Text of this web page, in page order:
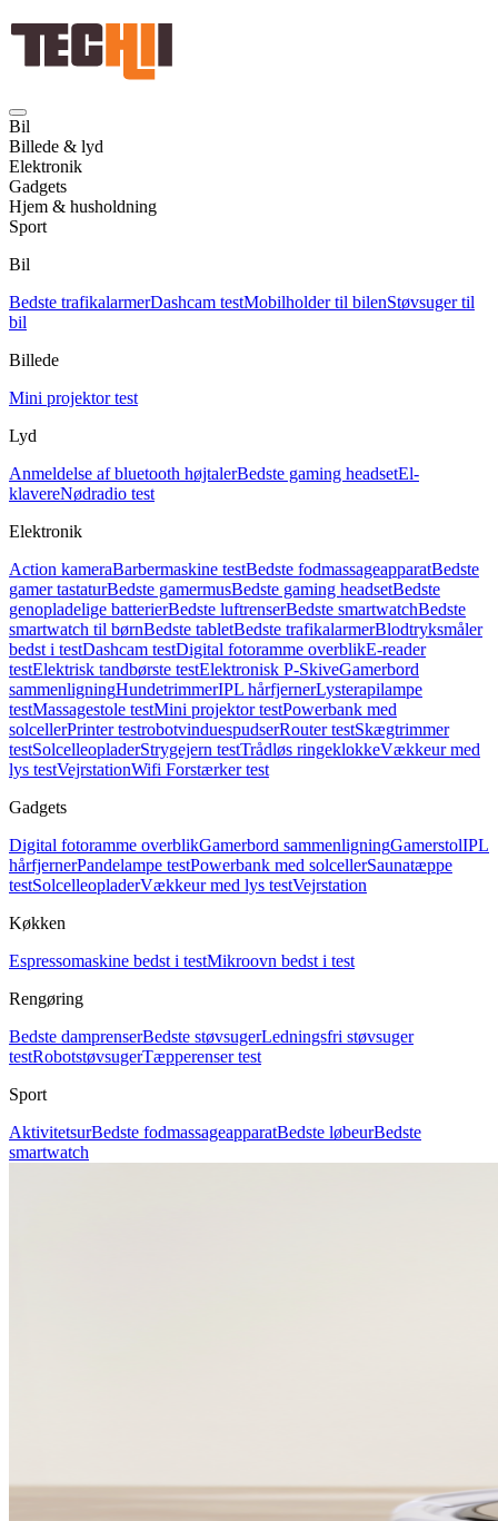
Bil
Billede & lyd
Elektronik
Gadgets
Hjem & husholdning
Sport
Bil
Bedste trafikalarmerDashcam testMobilholder til bilenStøvsuger til
bil
Billede
Mini projektor test
Lyd
Anmeldelse af bluetooth højtalerBedste gaming headsetEl-
klavereNødradio test
Elektronik
Action kameraBarbermaskine testBedste fodmassageapparatBedste
gamer tastaturBedste gamermusBedste gaming headsetBedste
genopladelige batterierBedste luftrenserBedste smartwatchBedste
smartwatch til børnBedste tabletBedste trafikalarmerBlodtryksmåler
bedst i testDashcam testDigital fotoramme overblikE-reader
testElektrisk tandbørste testElektronisk P-SkiveGamerbord
sammenligningHundetrimmerIPL hårfjernerLysterapilampe
testMassagestole testMini projektor testPowerbank med
solcellerPrinter testrobotvinduespudserRouter testSkægtrimmer
testSolcelleopladerStrygejern testTrådløs ringeklokkeVækkeur med
lys testVejrstationWifi Forstærker test
Gadgets
Digital fotoramme overblikGamerbord sammenligningGamerstolIPL
hårfjernerPandelampe testPowerbank med solcellerSaunatæppe
testSolcelleopladerVækkeur med lys testVejrstation
Køkken
Espressomaskine bedst i testMikroovn bedst i test
Rengøring
Bedste damprenserBedste støvsugerLedningsfri støvsuger
testRobotstøvsugerTæpperenser test
Sport
AktivitetsurBedste fodmassageapparatBedste løbeurBedste
smartwatch